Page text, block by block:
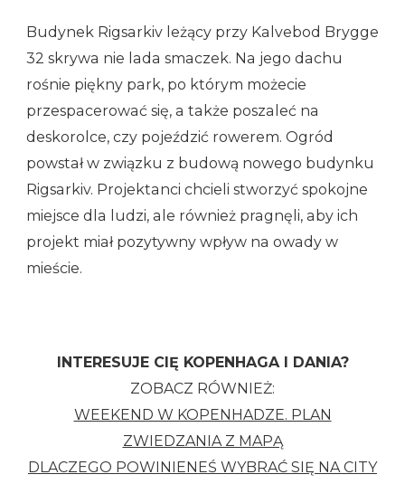
Budynek Rigsarkiv leżący przy Kalvebod Brygge
32 skrywa nie lada smaczek. Na jego dachu
rośnie piękny park, po którym możecie
przespacerować się, a także poszaleć na
deskorolce, czy pojeździć rowerem. Ogród
powstał w związku z budową nowego budynku
Rigsarkiv. Projektanci chcieli stworzyć spokojne
miejsce dla ludzi, ale również pragnęli, aby ich
projekt miał pozytywny wpływ na owady w
mieście.
INTERESUJE CIĘ KOPENHAGA I DANIA?
ZOBACZ RÓWNIEŻ:
WEEKEND W KOPENHADZE. PLAN
ZWIEDZANIA Z MAPĄ
DLACZEGO POWINIENEŚ WYBRAĆ SIĘ NA CITY